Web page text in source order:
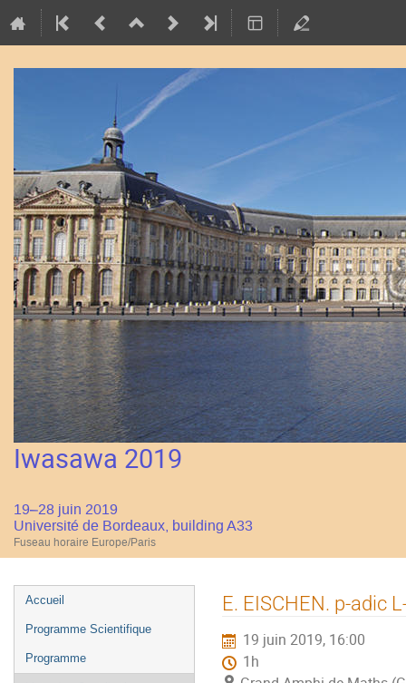
Iwasawa 2019
19–28 juin 2019
Université de Bordeaux, building A33
Fuseau horaire Europe/Paris
Menu
de
Accueil
Programme Scientifique
Programme
E. EISCHEN. p-adic
19 juin 2019, 16:00
1h